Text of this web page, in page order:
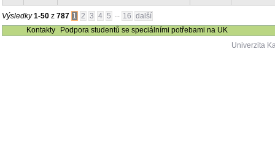
Výsledky1-50 z 787 1 2 3 4 5 ... 16 další
Kontakty
Podpora studentů se speciálními potřebami na UK
Univerzita